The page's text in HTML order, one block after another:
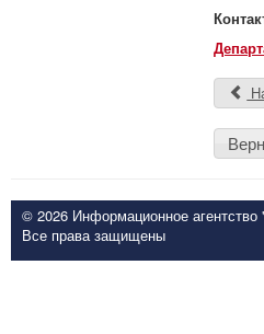
© 2026 Информационное
Все права защищены